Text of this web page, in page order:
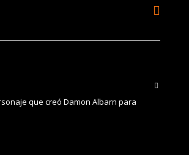
que creó Damon Albarn para